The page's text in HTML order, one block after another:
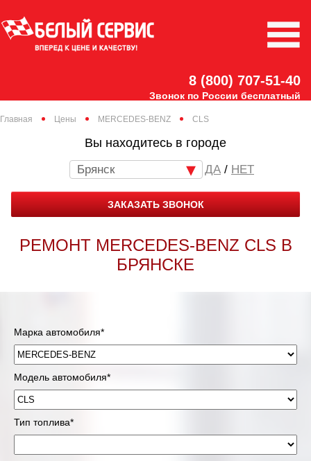
8 (800) 707-51-40
Звонок по России бесплатный
Главная Цены MERCEDES-BENZ CLS
Вы находитесь в городе
Брянск / НЕТ
ЗАКАЗАТЬ ЗВОНОК
РЕМОНТ MERCEDES-BENZ CLS В
БРЯНСКЕ
Марка автомобиля*
Модель автомобиля*
Тип топлива*